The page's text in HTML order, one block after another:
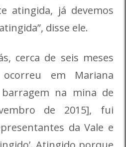
atingida, já devemos
disse ele.
cerca de seis meses
em Mariana
na mina de
de 2015], fui
da Vale e